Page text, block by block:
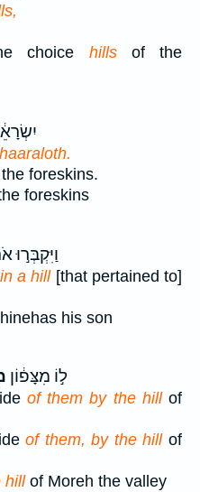
choice hillsof the
foreskins.
foreskins
וַיִּקְבְּר֣וּ
a hill[that pertained to]
his son
ל֣וֹ מִצָּפ֔וֹן
of them by the hillof
of them, by the hillof
hillof Moreh the valley